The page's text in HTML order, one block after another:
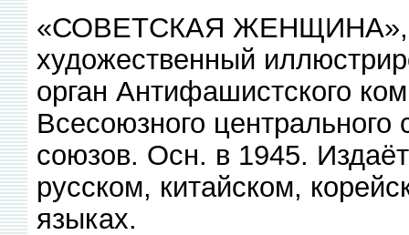
«СОВЕТСКАЯ ЖЕНЩИНА»,
художественный
орган Антифашистского
Всесоюзного
союзов. Осн. в 1945.
русском, китайском,
языках.